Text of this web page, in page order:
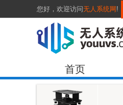
您好， 欢迎访问无人系统网 !
首页